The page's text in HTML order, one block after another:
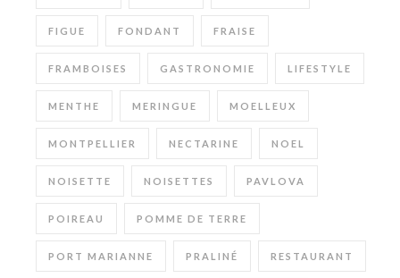
FIGUE FONDANT FRAISE
FRAMBOISES GASTRONOMIE LIFESTYLE
MENTHE MERINGUE MOELLEUX
MONTPELLIER NECTARINE NOEL
NOISETTE NOISETTES PAVLOVA
POIREAU POMME DE TERRE
PORT MARIANNE PRALINÉ RESTAURANT